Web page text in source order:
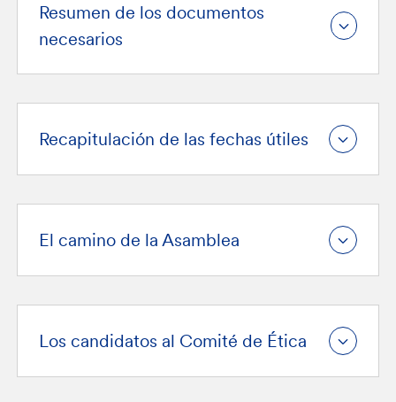
Resumen de los documentos
necesarios
Recapitulación de las fechas útiles
El camino de la Asamblea
Los candidatos al Comité de Ética